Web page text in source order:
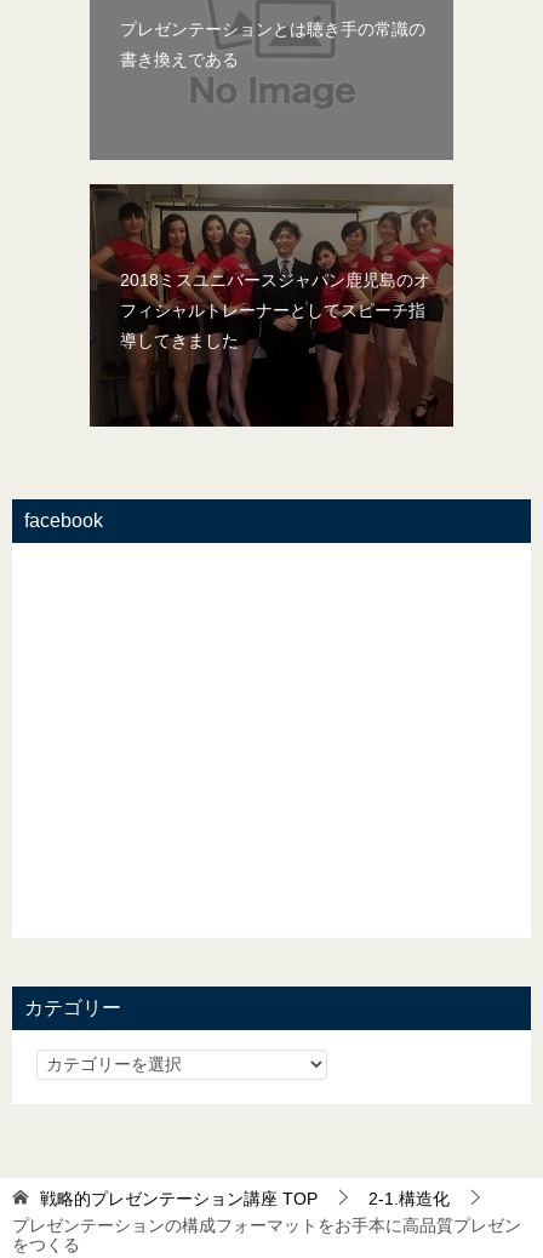
プレゼンテーションとは聴き手の常識の
書き換えである
2018ミスユニバースジャパン鹿児島のオ
フィシャルトレーナーとしてスピーチ指
導してきました
facebook
カテゴリー
戦略的プレゼンテーション講座 TOP
2-1.構造化
プレゼンテーションの構成フォーマットをお手本に高品質プレゼン
をつくる